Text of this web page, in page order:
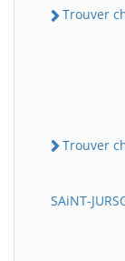
Trouver
Trouver
SAiNT-